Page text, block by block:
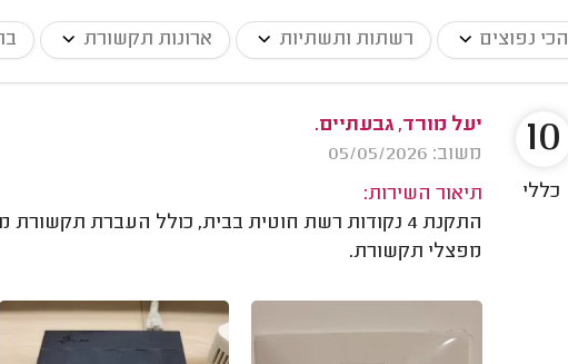
הכי נפוצים רשתות ותשתיות ארונות תקשורת
יעל מורד, גבעתיים.
משוב: 05/05/2026
תיאור השירות:
מפצלי תקשורת.
10
כללי